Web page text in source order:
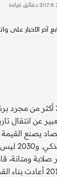
|
3 دقائق قراءة
آخر الأخبار على
تمثل رؤية السعودية 2030
عن انتقال
يصنع القيمة
والمؤسسات
ومتانة،
تشريعية وتنظيمية منذ